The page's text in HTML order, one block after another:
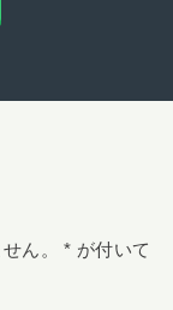
ん。 * が付いて